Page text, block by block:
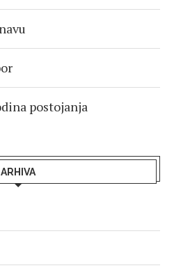
postojanja
ARHIVA